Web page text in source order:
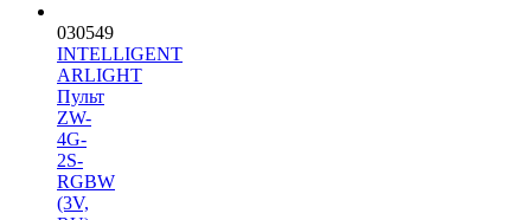
030549
INTELLIGENT
ARLIGHT
Пульт
ZW-
4G-
2S-
RGBW
(3V,